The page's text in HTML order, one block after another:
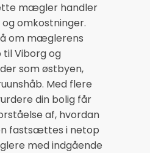
mægler handler
omkostninger.
om mæglerens
til Viborg og
som østbyen,
Med flere
din bolig får
af, hvordan
fastsættes i netop
med indgående